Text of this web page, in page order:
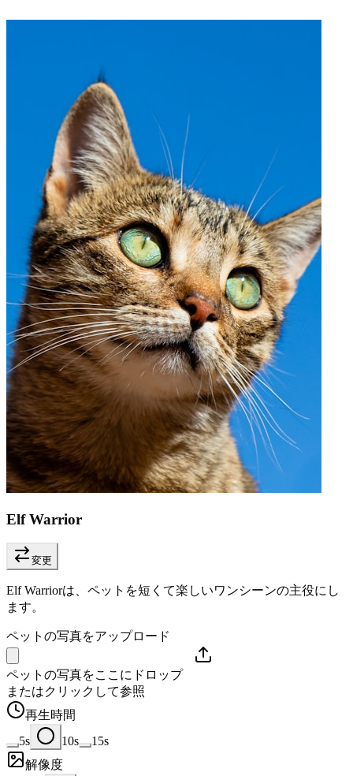
Elf Warrior
変更
Elf Warriorは、ペットを短くて楽しいワンシーンの主役にし
ます。
ペットの写真をアップロード
ペットの写真をここにドロップ
またはクリックして参照
再生時間
5s
10s
15s
解像度